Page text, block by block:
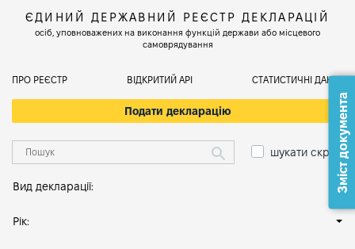
ЄДИНИЙ ДЕРЖАВНИЙ РЕЄСТР ДЕКЛАРАЦІЙ
осіб, уповноважених на виконання функцій держави або місцевого
самоврядування
ПРО РЕЄСТР ВІДКРИТИЙ АРІ СТАТИСТИЧНІ ДАНІ
Подати декларацію
шукати скрізь
Вид декларації:
Рік:
Зміст документа